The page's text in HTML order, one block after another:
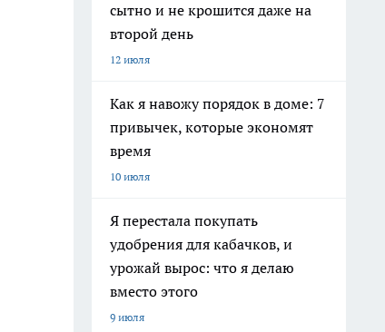
сытно и не крошится даже на
второй день
12 июля
Как я навожу порядок в доме: 7
привычек, которые экономят
время
10 июля
Я перестала покупать
удобрения для кабачков, и
урожай вырос: что я делаю
вместо этого
9 июля